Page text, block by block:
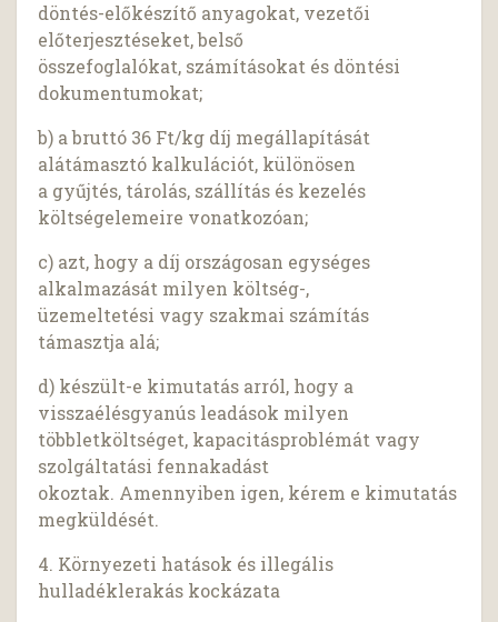
döntés-előkészítő anyagokat, vezetői
előterjesztéseket, belső
összefoglalókat, számításokat és döntési
dokumentumokat;
b) a bruttó 36 Ft/kg díj megállapítását
alátámasztó kalkulációt, különösen
a gyűjtés, tárolás, szállítás és kezelés
költségelemeire vonatkozóan;
c) azt, hogy a díj országosan egységes
alkalmazását milyen költség-,
üzemeltetési vagy szakmai számítás
támasztja alá;
d) készült-e kimutatás arról, hogy a
visszaélésgyanús leadások milyen
többletköltséget, kapacitásproblémát vagy
szolgáltatási fennakadást
okoztak. Amennyiben igen, kérem e kimutatás
megküldését.
4. Környezeti hatások és illegális
hulladéklerakás kockázata